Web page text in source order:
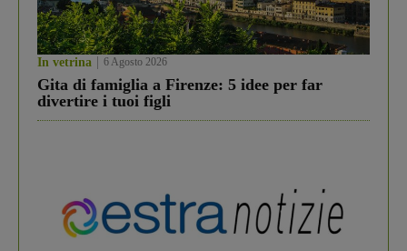
In vetrina 6 Agosto 2026
Gita di famiglia a Firenze: 5 idee per far
divertire i tuoi figli